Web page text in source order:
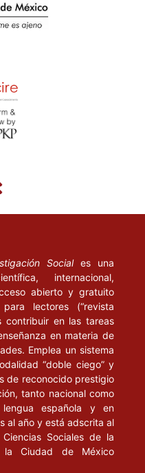
Social es una
internacional,
abierto y gratuito
lectores (“revista
contribuir en las tareas
en materia de
Emplea un sistema
“doble ciego” y
de reconocido prestigio
tanto nacional como
española y en
al año y está adscrita al
Sociales de la
la Ciudad de México